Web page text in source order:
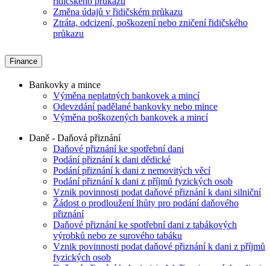
Změna údajů v řidičském průkazu
Ztráta, odcizení, poškození nebo zničení řidičského
průkazu
Finance
Bankovky a mince
Výměna neplatných bankovek a mincí
Odevzdání padělané bankovky nebo mince
Výměna poškozených bankovek a mincí
Daně - Daňová přiznání
Daňové přiznání ke spotřební dani
Podání přiznání k dani dědické
Podání přiznání k dani z nemovitých věcí
Podání přiznání k dani z příjmů fyzických osob
Vznik povinnosti podat daňové přiznání k dani silniční
Žádost o prodloužení lhůty pro podání daňového
přiznání
Daňové přiznání ke spotřební dani z tabákových
výrobků nebo ze surového tabáku
Vznik povinnosti podat daňové přiznání k dani z příjmů
fyzických osob